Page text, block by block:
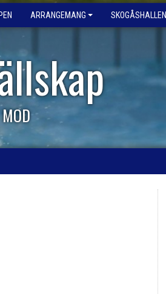
ARRANGEMANG SKOGÅSHALLEN